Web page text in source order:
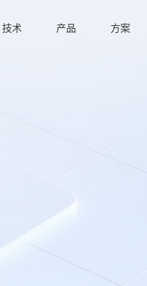
技术 产品 方案